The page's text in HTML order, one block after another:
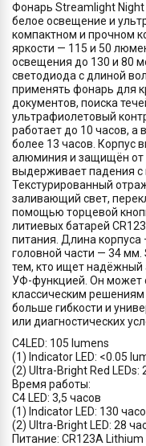
Фонарь Streamlight Night
белое освещение и
компактном и прочном
яркости — 115 и 50
освещения до 130 и 80
светодиода с длиной
применять фонарь для
документов, поиска
ультрафиолетовый
работает до 10 часов,
более 13 часов. Корпус
алюминия и защищён от
выдерживает падения с
Текстурированный
заливающий свет,
помощью торцевой
литиевых батарей
питания. Длина
головной части — 34
тем, кто ищет надёжный
УФ-функцией. Он может
классическим
больше гибкости и
или диагностических
C4LED: 105 lumens
(1) Indicator LED: <0.05
(2) Ultra-Bright Red LEDs:
Время работы:
C4 LED: 3,5 часов
(1) Indicator LED: 130
(2) Ultra-Bright LED: 28
Питание: CR123A Lithium